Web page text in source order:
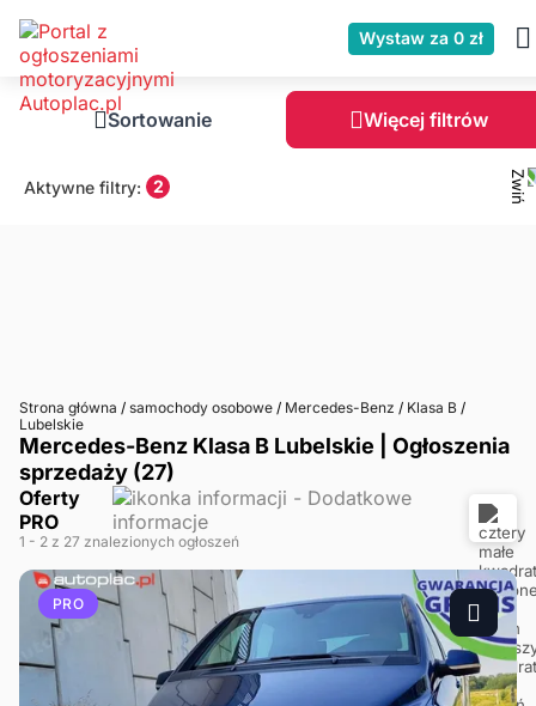
Wystaw za 0 zł
Sortowanie Więcej filtrów
Aktywne filtry: 2
Strona główna / samochody osobowe / Mercedes-Benz / Klasa B /
Lubelskie
Mercedes-Benz Klasa B Lubelskie | Ogłoszenia
sprzedaży (27)
Oferty
PRO
1 - 2 z 27 znalezionych ogłoszeń
PRO